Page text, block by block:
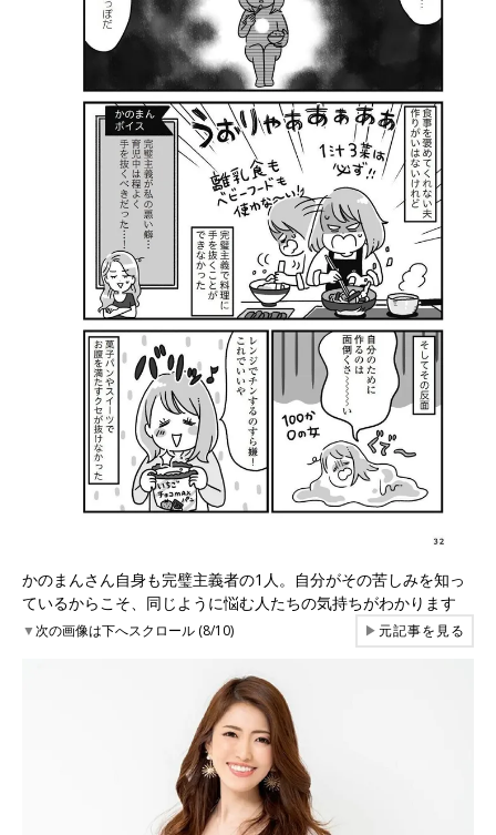
かのまんさん自身も完璧主義者の1人。自分がその苦しみを知っ
ているからこそ、同じように悩む人たちの気持ちがわかります
▼次の画像は下へスクロール (8/10) ▶元記事を見る